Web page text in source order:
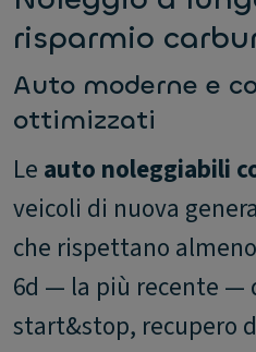
risparmio
Auto moderne e
ottimizzati
Le auto noleggiabili
veicoli di nuova
che rispettano
6d — la più recente —
start&stop, recupero